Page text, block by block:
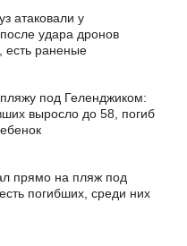
атаковали у
удара дронов
есть раненые
под Геленджиком:
выросло до 58, погиб
прямо на пляж под
погибших, среди них